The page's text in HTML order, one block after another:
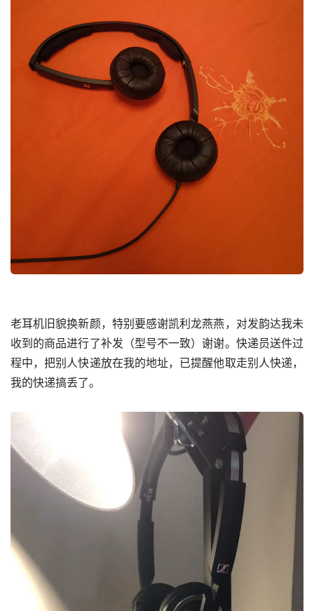
老耳机旧貌换新颜，特别要感谢凯利龙燕燕，对发韵达我未
收到的商品进行了补发（型号不一致）谢谢。快递员送件过
程中，把别人快递放在我的地址，已提醒他取走别人快递，
我的快递搞丢了。